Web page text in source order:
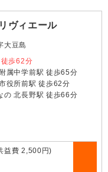
ヴィエール
大豆島
歩62分
属中学前駅 徒歩65分
役所前駅 徒歩62分
の 北長野駅 徒歩66分
益費2,500円)